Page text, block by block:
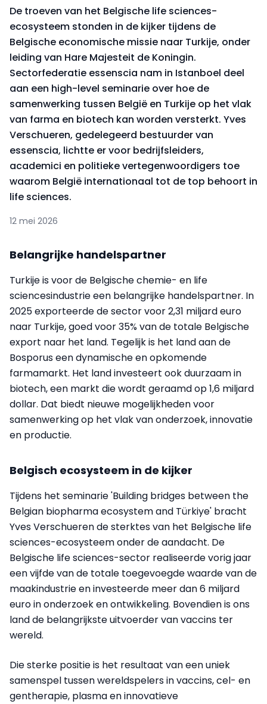
De troeven van het Belgische life sciences-
ecosysteem stonden in de kijker tijdens de
Belgische economische missie naar Turkije, onder
leiding van Hare Majesteit de Koningin.
Sectorfederatie essenscia nam in Istanboel deel
aan een high-level seminarie over hoe de
samenwerking tussen België en Turkije op het vlak
van farma en biotech kan worden versterkt. Yves
Verschueren, gedelegeerd bestuurder van
essenscia, lichtte er voor bedrijfsleiders,
academici en politieke vertegenwoordigers toe
waarom België internationaal tot de top behoort in
life sciences.
12 mei 2026
Belangrijke handelspartner
Turkije is voor de Belgische chemie- en life
sciencesindustrie een belangrijke handelspartner. In
2025 exporteerde de sector voor 2,31 miljard euro
naar Turkije, goed voor 35% van de totale Belgische
export naar het land. Tegelijk is het land aan de
Bosporus een dynamische en opkomende
farmamarkt. Het land investeert ook duurzaam in
biotech, een markt die wordt geraamd op 1,6 miljard
dollar. Dat biedt nieuwe mogelijkheden voor
samenwerking op het vlak van onderzoek, innovatie
en productie.
Belgisch ecosysteem in de kijker
Tijdens het seminarie 'Building bridges between the
Belgian biopharma ecosystem and Türkiye' bracht
Yves Verschueren de sterktes van het Belgische life
sciences-ecosysteem onder de aandacht. De
Belgische life sciences-sector realiseerde vorig jaar
een vijfde van de totale toegevoegde waarde van de
maakindustrie en investeerde meer dan 6 miljard
euro in onderzoek en ontwikkeling. Bovendien is ons
land de belangrijkste uitvoerder van vaccins ter
wereld.
Die sterke positie is het resultaat van een uniek
samenspel tussen wereldspelers in vaccins, cel- en
gentherapie, plasma en innovatieve